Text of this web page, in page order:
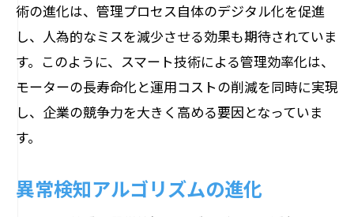
術の進化は、管理プロセス自体のデジタル化を促進
し、人為的なミスを減少させる効果も期待されていま
す。このように、スマート技術による管理効率化は、
モーターの長寿命化と運用コストの削減を同時に実現
し、企業の競争力を大きく高める要因となっていま
す。
異常検知アルゴリズムの進化